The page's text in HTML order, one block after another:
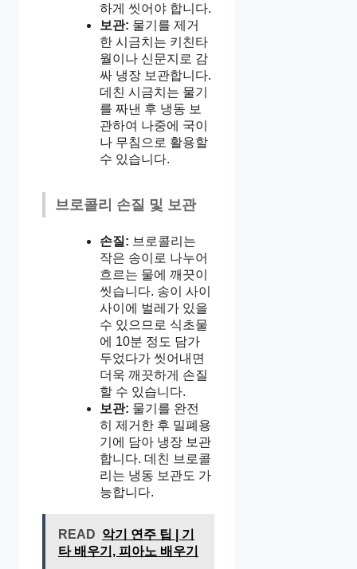
하게 씻어야 합니다.
보관: 물기를 제거
한 시금치는 키친타
월이나 신문지로 감
싸 냉장 보관합니다.
데친 시금치는 물기
를 짜낸 후 냉동 보
관하여 나중에 국이
나 무침으로 활용할
수 있습니다.
브로콜리 손질 및 보관
손질: 브로콜리는
작은 송이로 나누어
흐르는 물에 깨끗이
씻습니다. 송이 사이
사이에 벌레가 있을
수 있으므로 식초물
에 10분 정도 담가
두었다가 씻어내면
더욱 깨끗하게 손질
할 수 있습니다.
보관: 물기를 완전
히 제거한 후 밀폐용
기에 담아 냉장 보관
합니다. 데친 브로콜
리는 냉동 보관도 가
능합니다.
READ 악기 연주 팁 | 기
타 배우기, 피아노 배우기